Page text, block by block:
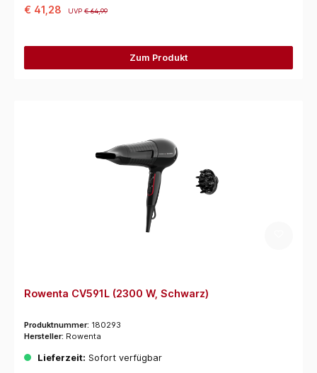
€ 41,28 UVP€ 64,99
Zum Produkt
Rowenta CV591L (2300 W, Schwarz)
Produktnummer: 180293
Hersteller: Rowenta
Lieferzeit: Sofort verfügbar